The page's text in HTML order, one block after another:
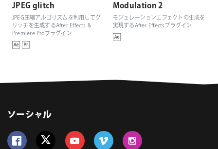
JPEG glitch
JPEG圧縮アルゴリズムを利用してグ
リッチを生成するAfter Effects &
Premiere Proプラグイン
Modulation 2
モジュレーションエフェクトの生成を
実現するAfter Effectsプラグイン
ソーシャル